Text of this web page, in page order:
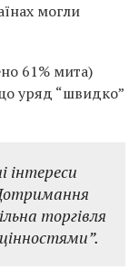
могли
61% мита)
уряд “швидко”
інтереси
торгівля